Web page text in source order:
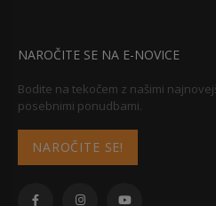
NAROČITE SE NA E-NOVICE
Bodite na tekočem z našimi
posebnimi ponudbami.
NAROČITE SE!